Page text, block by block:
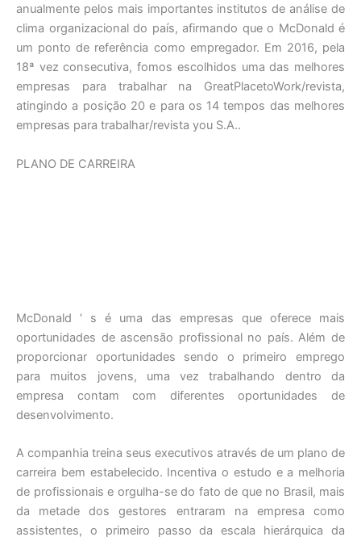
anualmente pelos mais importantes institutos de análise de
clima organizacional do país, afirmando que o McDonald é
um ponto de referência como empregador. Em 2016, pela
18ª vez consecutiva, fomos escolhidos uma das melhores
empresas para trabalhar na GreatPlacetoWork/revista,
atingindo a posição 20 e para os 14 tempos das melhores
empresas para trabalhar/revista you S.A..
PLANO DE CARREIRA
McDonald ‘ s é uma das empresas que oferece mais
oportunidades de ascensão profissional no país. Além de
proporcionar oportunidades sendo o primeiro emprego
para muitos jovens, uma vez trabalhando dentro da
empresa contam com diferentes oportunidades de
desenvolvimento.
A companhia treina seus executivos através de um plano de
carreira bem estabelecido. Incentiva o estudo e a melhoria
de profissionais e orgulha-se do fato de que no Brasil, mais
da metade dos gestores entraram na empresa como
assistentes, o primeiro passo da escala hierárquica da